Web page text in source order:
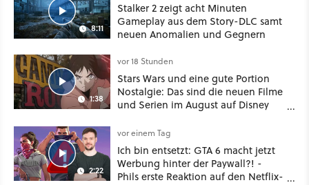
8:11
Stalker 2 zeigt acht Minuten
Gameplay aus dem Story-DLC samt
neuen Anomalien und Gegnern
1:38
vor 18 Stunden
Stars Wars und eine gute Portion
Nostalgie: Das sind die neuen Filme
und Serien im August auf Disney
2:22
vor einem Tag
Ich bin entsetzt: GTA 6 macht jetzt
Werbung hinter der Paywall?! -
Phils erste Reaktion auf den Netflix-